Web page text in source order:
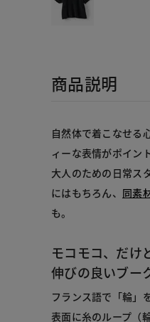
商品説明
自然体で着こなせる
ィーな表情がポイン
大人のための日常ス
にはもちろん、 同素
も。
モコモコ、だけ
伸びの良いブー
フランス語で「輪」
表面に糸のループ（